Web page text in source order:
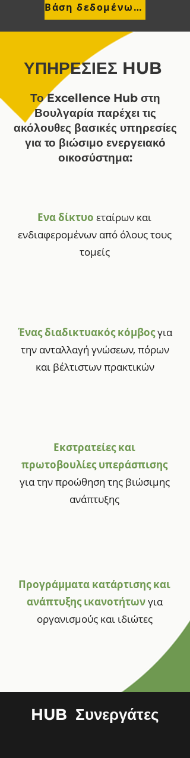
Βάση δεδομένων οικοσυστήματος
ΥΠΗΡΕΣΙΕΣ HUB
Το Excellence Hub στη
Βουλγαρία παρέχει τις
ακόλουθες βασικές υπηρεσίες
για το βιώσιμο ενεργειακό
οικοσύστημα:
Ενα δίκτυο εταίρων και
ενδιαφερομένων από όλους τους
τομείς
Ένας διαδικτυακός κόμβοςγια
την ανταλλαγή γνώσεων, πόρων
και βέλτιστων πρακτικών
Εκστρατείες και
πρωτοβουλίες υπεράσπισης
για την προώθηση της βιώσιμης
ανάπτυξης
Προγράμματα κατάρτισης και
ανάπτυξης ικανοτήτωνγια
οργανισμούς και ιδιώτες
HUB Συνεργάτες